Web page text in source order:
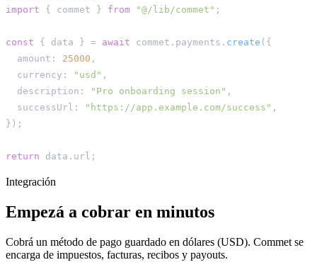
import
{ commet } from "@/lib/commet" ;
const { data } = await commet . payments . create ( {
  amount
: 25000 ,
  currency
: "usd" ,
  description
: "Pro onboarding session" ,
  successUrl
: "https://app.example.com/success" ,
} ) ;
return data . url ;
Integración
Empezá a cobrar en minutos
Cobrá un método de pago guardado en dólares (USD). Commet se
encarga de impuestos, facturas, recibos y payouts.